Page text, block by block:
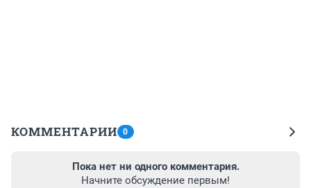
КОММЕНТАРИИ 0
Пока нет ни одного комментария.
Начните обсуждение первым!